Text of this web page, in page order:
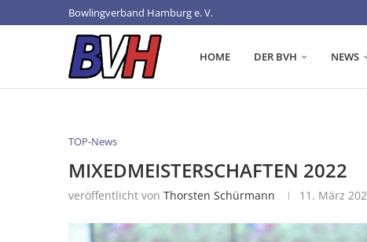
Bowlingverband Hamburg e. V.
HOME DER BVH NEWS
TOP-News
MIXEDMEISTERSCHAFTEN 2022
veröffentlicht von Thorsten Schürmann 11. März